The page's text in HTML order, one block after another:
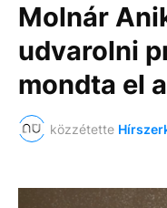
Molnár
udvarolni
mondta el
közzétette